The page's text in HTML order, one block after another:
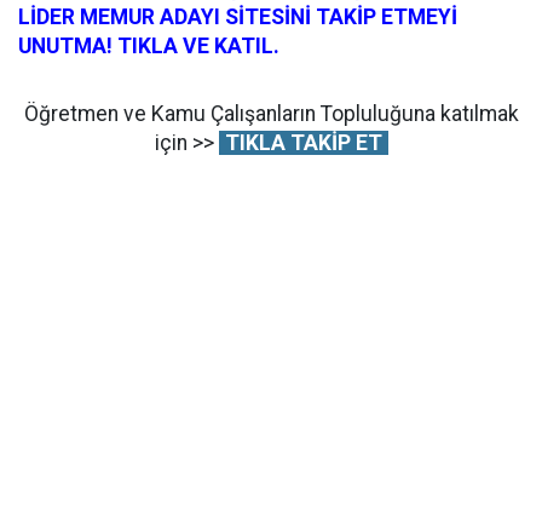
LİDER MEMUR ADAYI SİTESİNİ TAKİP ETMEYİ
UNUTMA! TIKLA VE KATIL.
Öğretmen ve Kamu Çalışanların Topluluğuna katılmak
için >> TIKLA TAKİP ET